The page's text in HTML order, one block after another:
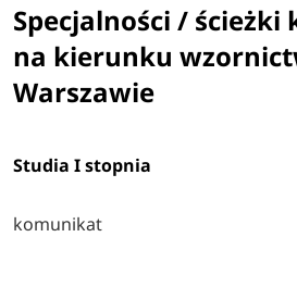
Specjalności / ścieżki
na kierunku
Warszawie
Studia I stopnia
komunikat